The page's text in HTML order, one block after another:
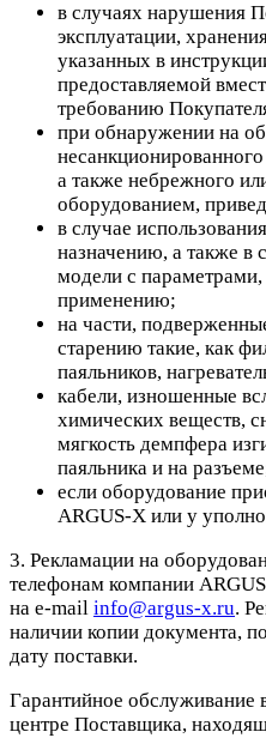
в случаях нарушения
эксплуатации,
указанных в
предоставляемой
требованию
при обнаружении на
а также небрежного
оборудованием,
в случае
назначению, а также в
модели с
применению;
на части,
старению такие, как
паяльников,
кабели, изношенные
химических веществ,
мягкость демпфера
паяльника и на
если оборудование
ARGUS-X или у
3. Рекламации на
телефонам компании
на e-mail info@argus-x.ru.
наличии копии документа,
дату поставки.
Гарантийное обслуживание
центре Поставщика,